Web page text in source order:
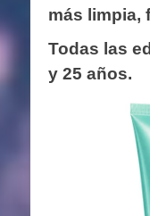
más limpia,
Todas las
y 25 años.